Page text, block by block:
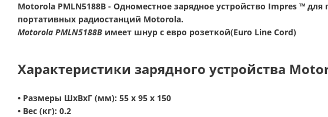
Motorola PMLN5188B - Одноместное зарядное устройство Impres ™
портативных радиостанций Motorola.
Motorola PMLN5188B имеет шнур с евро розеткой(Euro Line Cord)
Характеристики зарядного устройства
• Размеры ШхВхГ (мм): 55 x 95 x 150
• Вес (кг): 0.2